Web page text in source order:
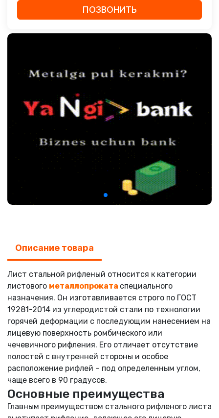
ПОЗВОНИТЬ
Описание товара
Лист стальной рифленый относится к категории
листового металлопроката специального
назначения. Он изготавливается строго по ГОСТ
19281-2014 из углеродистой стали по технологии
горячей деформации с последующим нанесением на
лицевую поверхность ромбического или
чечевичного рифления. Его отличает отсутствие
полостей с внутренней стороны и особое
расположение рифлей – под определенным углом,
чаще всего в 90 градусов.
Основные преимущества
Главным преимуществом стального рифленого листа